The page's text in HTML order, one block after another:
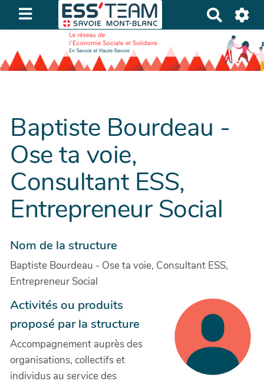
e
c
h
e
e
Baptiste Bourdeau -
Ose ta voie,
Consultant ESS,
Entrepreneur Social
Nom de la structure
Baptiste Bourdeau - Ose ta voie, Consultant ESS,
Entrepreneur Social
Activités ou produits
proposé par la structure
Accompagnement auprès des
organisations, collectifs et
individus au service des